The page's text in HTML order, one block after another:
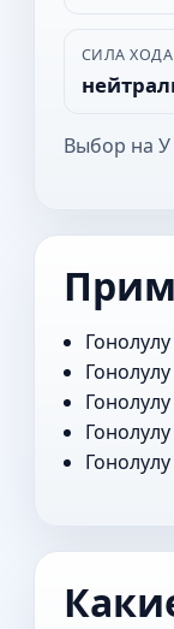
СИЛА ХОДА
Выбор на